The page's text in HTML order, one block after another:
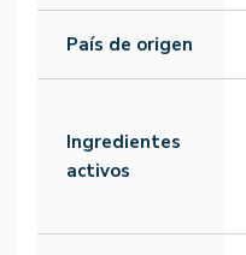
País de origen
Ingredientes
activos